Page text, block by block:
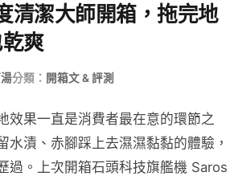
清潔大師開箱，拖完地
爽
分類： 開箱文 & 評測
效果一直是消費者最在意的環節之
水漬、赤腳踩上去濕濕黏黏的體驗，
過。上次開箱石頭科技旗艦機 Saros